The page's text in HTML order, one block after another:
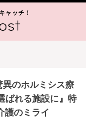
ャッチ！
異のホルミシス療
ばれる施設に』特
護のミライ